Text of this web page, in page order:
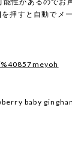
押すと自動でメ
baby